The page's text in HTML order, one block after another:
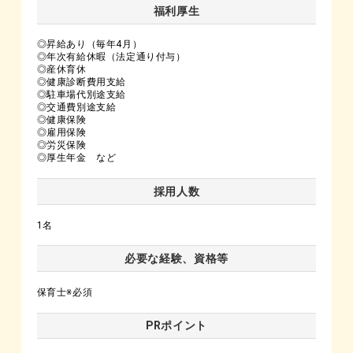
福利厚生
◎昇給あり（毎年4月）
◎年次有給休暇（法定通り付与）
◎産休育休
◎健康診断費用支給
◎駐車場代別途支給
◎交通費別途支給
◎健康保険
◎雇用保険
◎労災保険
◎厚生年金 など
採用人数
1名
必要な経験、資格等
保育士※必須
PRポイント